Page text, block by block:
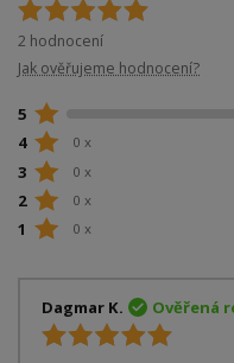
2 hodnocení
Jak ověřujeme hodnocení?
5
4 0 x
3 0 x
2 0 x
1 0 x
Dagmar K. Ověřená